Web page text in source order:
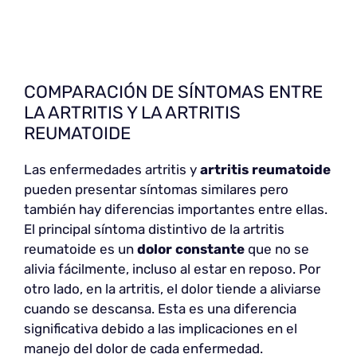
COMPARACIÓN DE SÍNTOMAS ENTRE
LA ARTRITIS Y LA ARTRITIS
REUMATOIDE
Las enfermedades artritis y artritis reumatoide
pueden presentar síntomas similares pero
también hay diferencias importantes entre ellas.
El principal síntoma distintivo de la artritis
reumatoide es un dolor constante que no se
alivia fácilmente, incluso al estar en reposo. Por
otro lado, en la artritis, el dolor tiende a aliviarse
cuando se descansa. Esta es una diferencia
significativa debido a las implicaciones en el
manejo del dolor de cada enfermedad.